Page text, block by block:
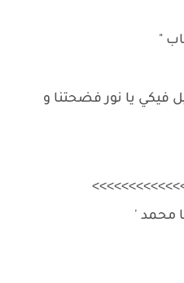
"
فيكي يا نور فضحتنا و
محمد '